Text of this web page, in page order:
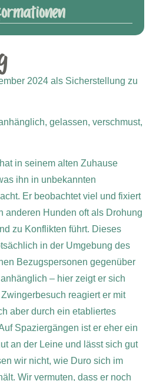
2024 als Sicherstellung zu
gelassen, verschmust,
in seinem alten Zuhause
ihn in unbekannten
Er beobachtet viel und fixiert
anderen Hunden oft als Drohung
zu Konflikten führt. Dieses
in der Umgebung des
Bezugspersonen gegenüber
– hier zeigt er sich
reagiert er mit
aber durch ein etabliertes
Spaziergängen ist er eher ein
an der Leine und lässt sich gut
wir nicht, wie Duro sich im
Wir vermuten, dass er noch